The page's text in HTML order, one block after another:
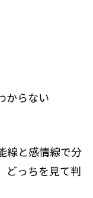
らない
線と感情線で分
どっちを見て判